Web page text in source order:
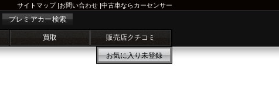
サイトマップ|お問い合わせ |中古車ならカーセンサー
プレミアカー検索
買取 販売店クチコミ
お気に入り未登録